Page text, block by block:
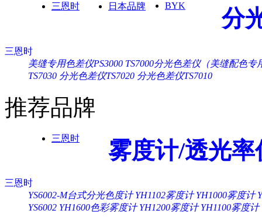
三恩时 日本品牌 BYK 分
三恩时
美缝专用色差仪PS3000 TS7000分光色差仪（美缝配色专
TS7030 分光色差仪TS7020 分光色差仪TS7010
推荐品牌
三恩时 雾度计/透光率
三恩时
YS6002-M台式分光色度计 YH1102雾度计 YH1000雾度计
YS6002 YH1600色彩雾度计 YH1200雾度计 YH1100雾度计